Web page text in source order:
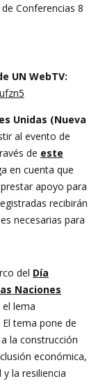
Conferencias 8
UN WebTV:
Unidas (Nueva
al evento de
de este
en cuenta que
apoyo para
recibirán
necesarias para
del Día
Naciones
lema
El tema pone de
la construcción
económica,
la resiliencia